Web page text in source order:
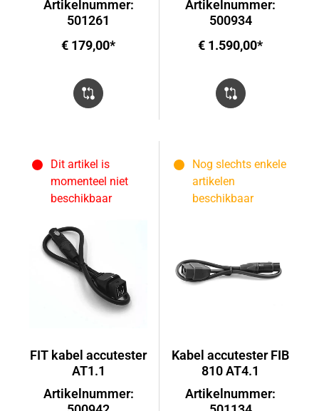
Artikelnummer:
501261
€ 179,00*
Artikelnummer:
500934
€ 1.590,00*
Dit artikel is
momenteel niet
beschikbaar
FIT kabel accutester
AT1.1
Artikelnummer:
Nog slechts enkele
artikelen
beschikbaar
Kabel accutester FIB
810 AT4.1
Artikelnummer: